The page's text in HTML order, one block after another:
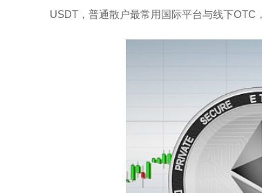
USDT，普通散户最常用国际平台与线下OTC